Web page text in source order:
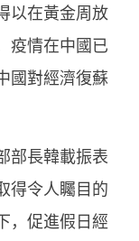
在黃金周放
疫情在中國已
國對經濟復蘇
長韓載振表
得令人矚目的
，促進假日經